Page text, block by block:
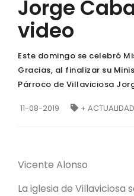
Jorge
video
Este domingo se celebró
Gracias, al finalizar su
Párroco de Villaviciosa
11-08-2019 + ACTUALIDAD
Vicente Alonso
La iglesia de